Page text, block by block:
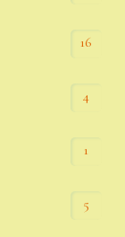
16
4
1
5